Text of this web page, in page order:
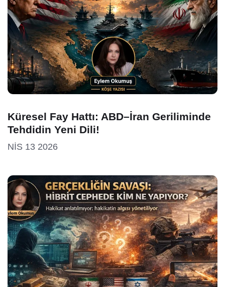
Küresel Fay Hattı: ABD–İran Geriliminde
Tehdidin Yeni Dili!
NIS 13 2026